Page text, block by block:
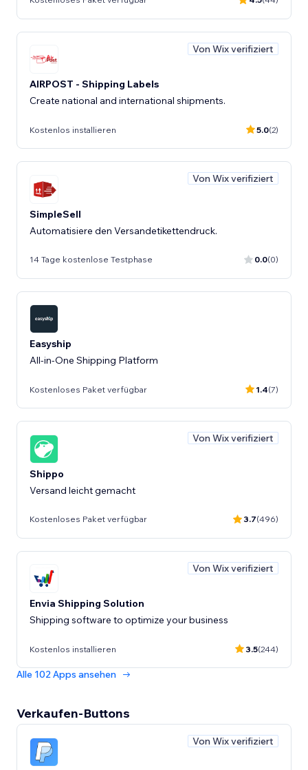
Von Wix verifiziert
AIRPOST - Shipping Labels
Create national and international shipments.
Kostenlos installieren 5.0(2)
Von Wix verifiziert
SimpleSell
Automatisiere den Versandetikettendruck.
14 Tage kostenlose Testphase 0.0(0)
Easyship
All-in-One Shipping Platform
Kostenloses Paket verfügbar 1.4(7)
Von Wix verifiziert
Shippo
Versand leicht gemacht
Kostenloses Paket verfügbar 3.7(496)
Von Wix verifiziert
Envia Shipping Solution
Shipping software to optimize your business
Kostenlos installieren 3.5(244)
Alle 102 Apps ansehen
Verkaufen-Buttons
Von Wix verifiziert